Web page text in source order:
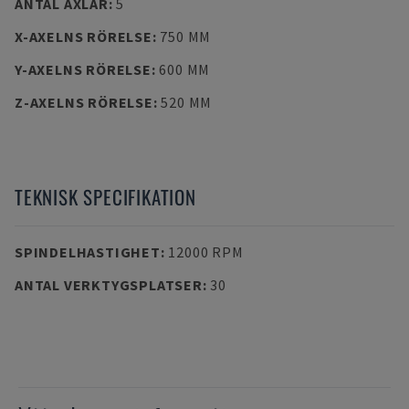
ANTAL AXLAR:5
X-AXELNS RÖRELSE: 750 MM
Y-AXELNS RÖRELSE: 600 MM
Z-AXELNS RÖRELSE:520 MM
TEKNISK SPECIFIKATION
SPINDELHASTIGHET: 12000 RPM
ANTAL VERKTYGSPLATSER: 30